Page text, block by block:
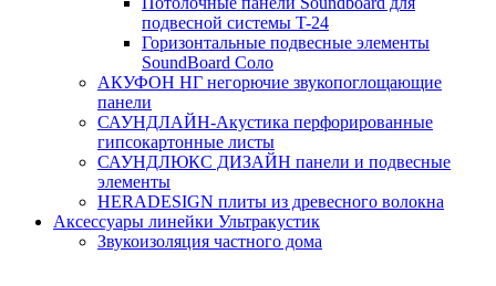
подвесной системы T-24
Горизонтальные подвесные элементы
SoundBoard Соло
АКУФОН НГ негорючие звукопоглощающие
панели
САУНДЛАЙН-Акустика перфорированные
гипсокартонные листы
САУНДЛЮКС ДИЗАЙН панели и подвесные
элементы
HERADESIGN плиты из древесного волокна
Аксессуары линейки Ультракустик
Звукоизоляция частного дома